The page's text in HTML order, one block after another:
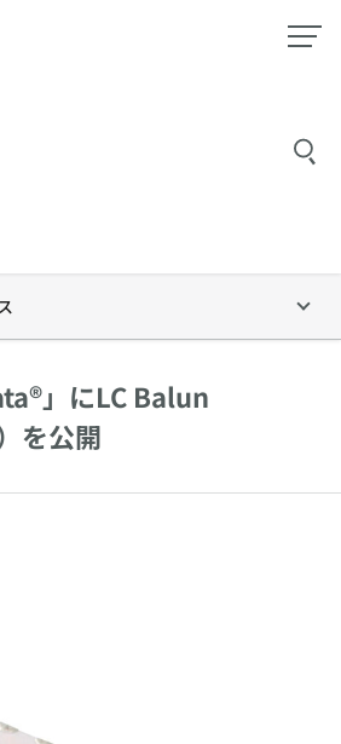
」にLC Balun
を公開